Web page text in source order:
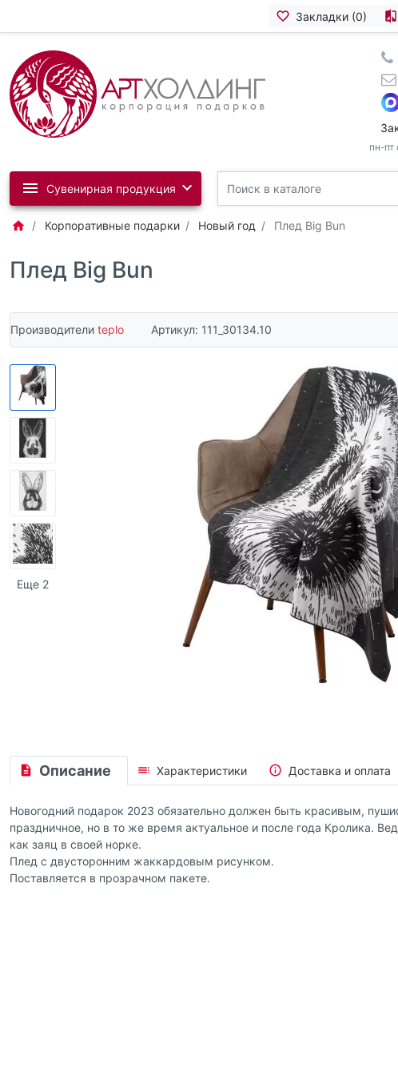
Закладки (0)
пн-пт
Сувенирная продукция
Корпоративные подарки Новый год Плед Big Bun
Плед Big Bun
Производители teplo Артикул: 111_30134.10
Еще 2
Описание Характеристики Доставка и оплата
Новогодний подарок 2023 обязательно должен быть красивым,
праздничное, но в то же время актуальное и после года Кролика.
как заяц в своей норке.
Плед с двусторонним жаккардовым рисунком.
Поставляется в прозрачном пакете.